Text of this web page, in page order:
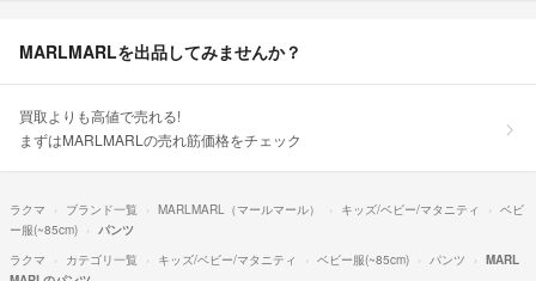
MARLMARLを出品してみませんか？
買取よりも高値で売れる!
まずはMARLMARLの売れ筋価格をチェック
ラクマ ブランド一覧 MARLMARL（マールマール） キッズ/ベビー/マタニティ
ベビ
ー服(~85cm)
パンツ
ラクマ
カテゴリ一覧 キッズ/ベビー/マタニティ ベビー服(~85cm) パンツ
MARL